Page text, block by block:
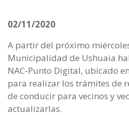
02/11/2020
A partir del próximo
Municipalidad de Ushuaia
NAC-Punto Digital, ubicado
para realizar los trámites de
de conducir para vecinos y
actualizarlas.